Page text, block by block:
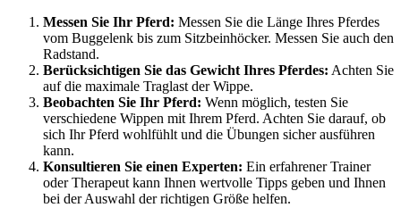
Messen Sie Ihr Pferd: Messen Sie die Länge Ihres Pferdes
vom Buggelenk bis zum Sitzbeinhöcker. Messen Sie auch den
Radstand.
Berücksichtigen Sie das Gewicht Ihres Pferdes: Achten Sie
auf die maximale Traglast der Wippe.
Beobachten Sie Ihr Pferd: Wenn möglich, testen Sie
verschiedene Wippen mit Ihrem Pferd. Achten Sie darauf, ob
sich Ihr Pferd wohlfühlt und die Übungen sicher ausführen
kann.
Konsultieren Sie einen Experten: Ein erfahrener Trainer
oder Therapeut kann Ihnen wertvolle Tipps geben und Ihnen
bei der Auswahl der richtigen Größe helfen.